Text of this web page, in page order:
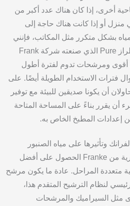
إذا كان هناك عدد أكبر من
أو إذا كانت هناك حاجة إلى
متكرر مثل المكاتب، فإنني
أوصي بالنظر في شراء الطراز Pure الذي صنعته شركة Frank
ومرشحات تدوم لفترة أطول
الاستخدام الطويلة أيضًا. على
أن يكونا صديقين للبيئة مع توفير
يقرر بناءً على المساحة المتاحة
المطبخ الخاص به.
وتأثيرها على مياه الصنبور
تضمن تقنية الترشيح الحصرية من Franke الحصول على أفضل
المراحل. عادة ما يكون مرشح
لنظام الترشيح المتقدم هذا،
السيراميك والمرشحات